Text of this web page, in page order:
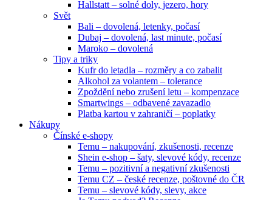
Hallstatt – solné doly, jezero, hory
Svět
Bali – dovolená, letenky, počasí
Dubaj – dovolená, last minute, počasí
Maroko – dovolená
Tipy a triky
Kufr do letadla – rozměry a co zabalit
Alkohol za volantem – tolerance
Zpoždění nebo zrušení letu – kompenzace
Smartwings – odbavené zavazadlo
Platba kartou v zahraničí – poplatky
Nákupy
Čínské e-shopy
Temu – nakupování, zkušenosti, recenze
Shein e-shop – šaty, slevové kódy, recenze
Temu – pozitivní a negativní zkušenosti
Temu CZ – české recenze, poštovné do ČR
Temu – slevové kódy, slevy, akce